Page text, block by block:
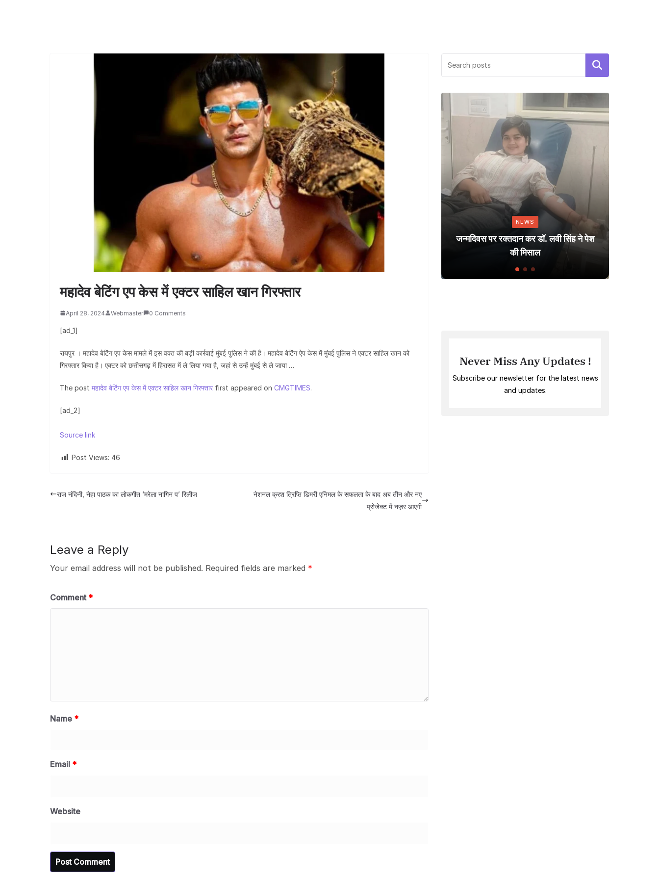
महादेव बेटिंग एप केस में एक्टर साहिल खान गिरफ्तार
April 28, 2024 Webmaster 0 Comments
[ad_1]
रायपुर । महादेव बेटिंग एप केस मामले में इस वक्त की बड़ी कार्रवाई मुंबई पुलिस ने की है। महादेव बेटिंग ऐप केस में मुंबई पुलिस ने एक्टर साहिल खान को
गिरफ्तार किया है। एक्टर को छत्तीसगढ़ में हिरासत में ले लिया गया है, जहां से उन्हें मुंबई से ले जाया …
The post महादेव बेटिंग एप केस में एक्टर साहिल खान गिरफ्तार first appeared on CMGTIMES.
[ad_2]
Source link
Post Views: 46
राज नंदिनी, नेहा पाठक का लोकगीत ‘मरेला नागिन प’ रिलीज
नेशनल क्रश त्रिप्ति डिमरी एनिमल के सफलता के बाद अब तीन और नए
प्रोजेक्ट में नज़र आएगी
Leave a Reply
Your email address will not be published. Required fields are marked *
Comment *
Name *
Email *
Website
Search
NEWS
जन्मदिवस पर रक्तदान कर डॉ. लवी सिंह ने पेश
की मिसाल
Never Miss Any Updates !
Subscribe our newsletter for the latest news
and updates.